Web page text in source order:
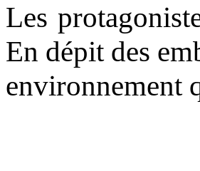
Les
En dépit des
environnement